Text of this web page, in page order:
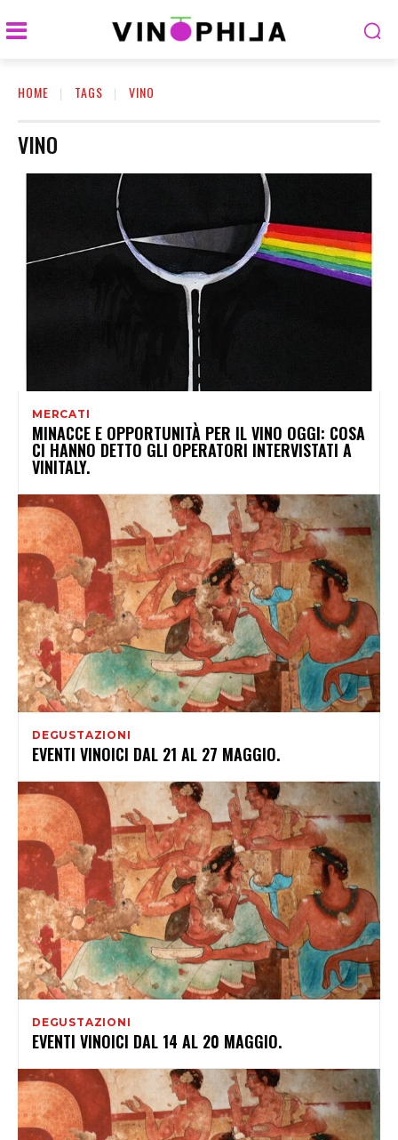
HOME TAGS VINO
VINO
MERCATI
MINACCE E OPPORTUNITÀ PER IL VINO OGGI: COSA
CI HANNO DETTO GLI OPERATORI INTERVISTATI A
VINITALY.
DEGUSTAZIONI
EVENTI VINOICI DAL 21 AL 27 MAGGIO.
DEGUSTAZIONI
EVENTI VINOICI DAL 14 AL 20 MAGGIO.